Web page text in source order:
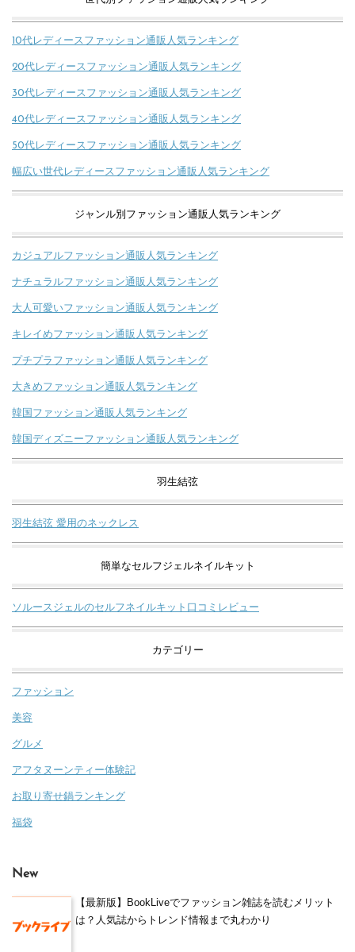
10代レディースファッション通販人気ランキング
20代レディースファッション通販人気ランキング
30代レディースファッション通販人気ランキング
40代レディースファッション通販人気ランキング
50代レディースファッション通販人気ランキング
幅広い世代レディースファッション通販人気ランキング
ジャンル別ファッション通販人気ランキング
カジュアルファッション通販人気ランキング
ナチュラルファッション通販人気ランキング
大人可愛いファッション通販人気ランキング
キレイめファッション通販人気ランキング
プチプラファッション通販人気ランキング
大きめファッション通販人気ランキング
韓国ファッション通販人気ランキング
韓国ディズニーファッション通販人気ランキング
羽生結弦
羽生結弦 愛用のネックレス
簡単なセルフジェルネイルキット
ソルースジェルのセルフネイルキット口コミレビュー
カテゴリー
ファッション
美容
グルメ
アフタヌーンティー体験記
お取り寄せ鍋ランキング
福袋
New
【最新版】BookLiveでファッション雑誌を読むメリット
は？人気誌からトレンド情報まで丸わかり